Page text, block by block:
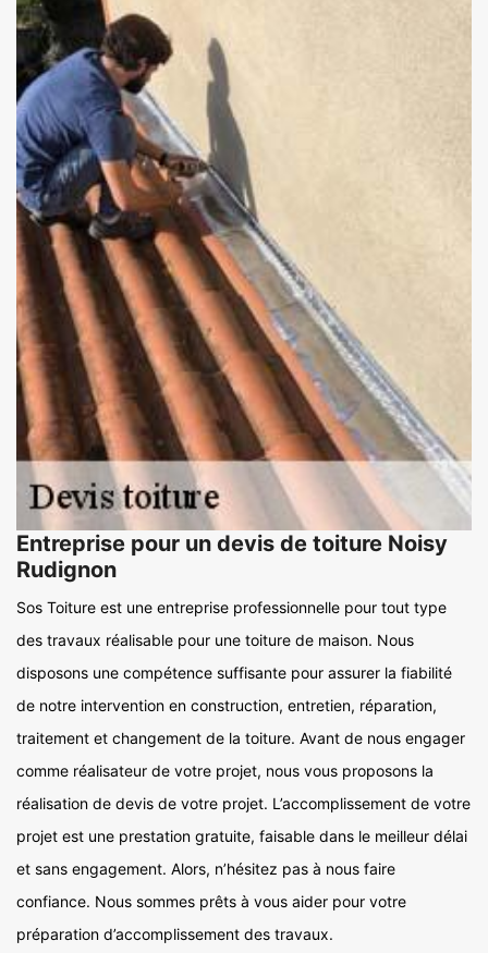
Entreprise pour un devis de toiture Noisy
Rudignon
Sos Toiture est une entreprise professionnelle pour tout type
des travaux réalisable pour une toiture de maison. Nous
disposons une compétence suffisante pour assurer la fiabilité
de notre intervention en construction, entretien, réparation,
traitement et changement de la toiture. Avant de nous engager
comme réalisateur de votre projet, nous vous proposons la
réalisation de devis de votre projet. L’accomplissement de votre
projet est une prestation gratuite, faisable dans le meilleur délai
et sans engagement. Alors, n’hésitez pas à nous faire
confiance. Nous sommes prêts à vous aider pour votre
préparation d’accomplissement des travaux.